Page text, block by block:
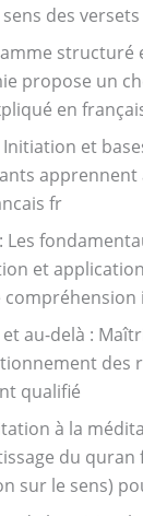
des versets
structuré
propose un
en
Initiation et
fr
Les
et
compréhension
et au-delà :
des
qualifié
à la
du
sur le sens)